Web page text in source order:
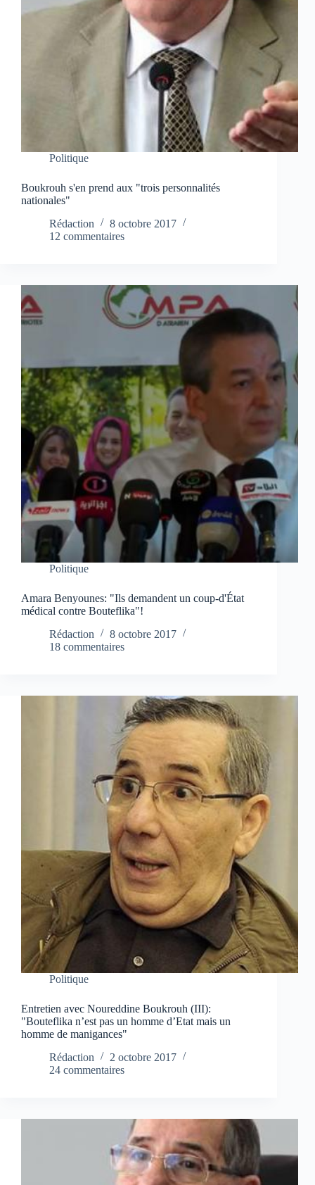
Politique
Boukrouh s'en prend aux "trois personnalités
nationales"
Rédaction
8 octobre 2017
12 commentaires
Politique
Amara Benyounes: "Ils demandent un coup-d'État
médical contre Bouteflika"!
Rédaction
8 octobre 2017
18 commentaires
Politique
Entretien avec Noureddine Boukrouh (III):
"Bouteflika n’est pas un homme d’Etat mais un
homme de manigances"
Rédaction
2 octobre 2017
24 commentaires